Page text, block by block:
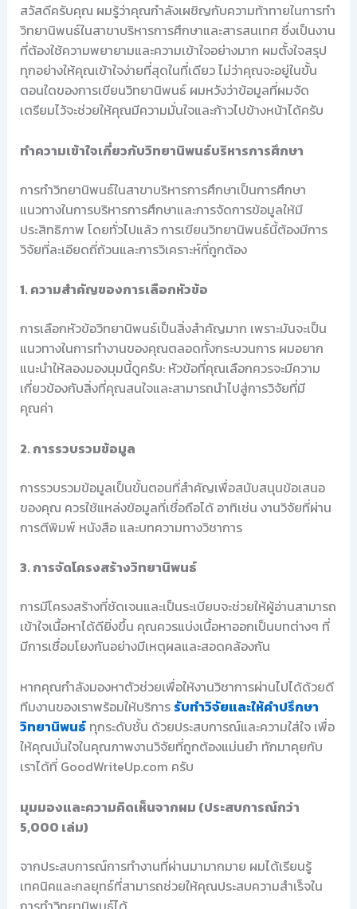
สวัสดีครับคุณ ผมรู้ว่าคุณกำลังเผชิญกับความท้าทายในการทำ
วิทยานิพนธ์ในสาขาบริหารการศึกษาและสารสนเทศ ซึ่งเป็นงาน
ที่ต้องใช้ความพยายามและความเข้าใจอย่างมาก ผมตั้งใจสรุป
ทุกอย่างให้คุณเข้าใจง่ายที่สุดในที่เดียว ไม่ว่าคุณจะอยู่ในขั้น
ตอนใดของการเขียนวิทยานิพนธ์ ผมหวังว่าข้อมูลที่ผมจัด
เตรียมไว้จะช่วยให้คุณมีความมั่นใจและก้าวไปข้างหน้าได้ครับ
ทำความเข้าใจเกี่ยวกับวิทยานิพนธ์บริหารการศึกษา
การทำวิทยานิพนธ์ในสาขาบริหารการศึกษาเป็นการศึกษา
แนวทางในการบริหารการศึกษาและการจัดการข้อมูลให้มี
ประสิทธิภาพ โดยทั่วไปแล้ว การเขียนวิทยานิพนธ์นี้ต้องมีการ
วิจัยที่ละเอียดถี่ถ้วนและการวิเคราะห์ที่ถูกต้อง
1. ความสำคัญของการเลือกหัวข้อ
การเลือกหัวข้อวิทยานิพนธ์เป็นสิ่งสำคัญมาก เพราะมันจะเป็น
แนวทางในการทำงานของคุณตลอดทั้งกระบวนการ ผมอยาก
แนะนำให้ลองมองมุมนี้ดูครับ: หัวข้อที่คุณเลือกควรจะมีความ
เกี่ยวข้องกับสิ่งที่คุณสนใจและสามารถนำไปสู่การวิจัยที่มี
คุณค่า
2. การรวบรวมข้อมูล
การรวบรวมข้อมูลเป็นขั้นตอนที่สำคัญเพื่อสนับสนุนข้อเสนอ
ของคุณ ควรใช้แหล่งข้อมูลที่เชื่อถือได้ อาทิเช่น งานวิจัยที่ผ่าน
การตีพิมพ์ หนังสือ และบทความทางวิชาการ
3. การจัดโครงสร้างวิทยานิพนธ์
การมีโครงสร้างที่ชัดเจนและเป็นระเบียบจะช่วยให้ผู้อ่านสามารถ
เข้าใจเนื้อหาได้ดียิ่งขึ้น คุณควรแบ่งเนื้อหาออกเป็นบทต่างๆ ที่
มีการเชื่อมโยงกันอย่างมีเหตุผลและสอดคล้องกัน
หากคุณกำลังมองหาตัวช่วยเพื่อให้งานวิชาการผ่านไปได้ด้วยดี
ทีมงานของเราพร้อมให้บริการ รับทำวิจัยและให้คำปรึกษา
วิทยานิพนธ์ทุกระดับชั้น ด้วยประสบการณ์และความใส่ใจ เพื่อ
ให้คุณมั่นใจในคุณภาพงานวิจัยที่ถูกต้องแม่นยำ ทักมาคุยกับ
เราได้ที่ GoodWriteUp.com ครับ
มุมมองและความคิดเห็นจากผม (ประสบการณ์กว่า
5,000 เล่ม)
จากประสบการณ์การทำงานที่ผ่านมามากมาย ผมได้เรียนรู้
เทคนิคและกลยุทธ์ที่สามารถช่วยให้คุณประสบความสำเร็จใน